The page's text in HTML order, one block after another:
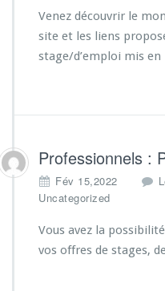
Venez découvrir le
site et les liens
stage/d’emploi mis
Professionnels :
Fév 15,2022
Uncategorized
Vous avez la
vos offres de stages,